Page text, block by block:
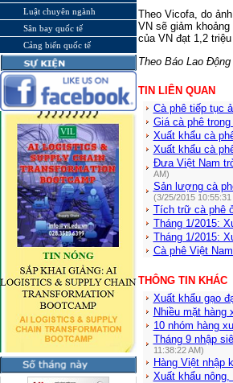
Luật chuyên ngành
Sân bay quốc tế
Cảng biển quốc tế
Theo Vicofa, do
VN sẽ giảm
của VN đạt 1,2
Theo Báo Lao Động
TIN LIÊN QUAN
Cà phê tiếp tục
Giá cà phê
Xuất khẩu cà
Xuất khẩu cà
Đưa Việt Nam
AM)
Sản lượng cà
(3/25/2015 10:55:31
Tích trữ cà phê
Tháng 1/2015:
Tháng 1/2015:
Cà phê Việt
THÔNG TIN KHÁC
Xuất khẩu gạo
Nhiều mặt hàng
10 nhóm hàng
Tháng 9 nhập
11:38:22 AM)
Hàng Việt nhập
Xuất khẩu